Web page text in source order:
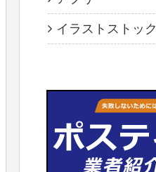
イラストストック